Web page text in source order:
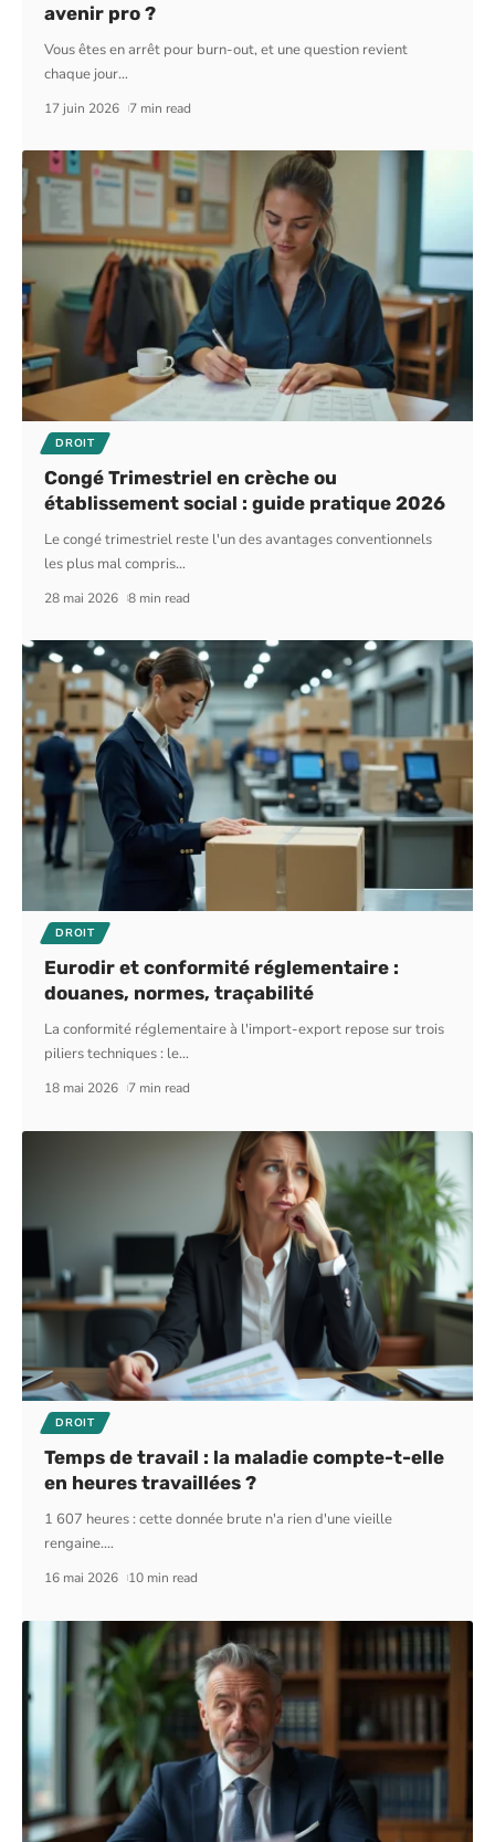
avenir pro ?
Vous êtes en arrêt pour burn-out, et une question revient
chaque jour…
17 juin 2026 7 min read
DROIT
Congé Trimestriel en crèche ou
établissement social : guide pratique 2026
Le congé trimestriel reste l'un des avantages conventionnels
les plus mal compris…
28 mai 2026 8 min read
DROIT
Eurodir et conformité réglementaire :
douanes, normes, traçabilité
La conformité réglementaire à l'import-export repose sur trois
piliers techniques : le…
18 mai 2026 7 min read
DROIT
Temps de travail : la maladie compte-t-elle
en heures travaillées ?
1 607 heures : cette donnée brute n'a rien d'une vieille
rengaine.…
16 mai 2026 10 min read